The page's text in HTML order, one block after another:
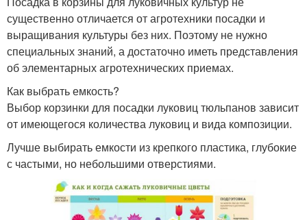
существенно отличается от агротехники посадки и
выращивания культуры без них. Поэтому не нужно
специальных знаний, а достаточно иметь представления
об элементарных агротехнических приемах.
Как выбрать емкость?
Выбор корзинки для посадки луковиц тюльпанов зависит
от имеющегося количества луковиц и вида композиции.
Лучше выбирать емкости из крепкого пластика, глубокие
с частыми, но небольшими отверстиями.